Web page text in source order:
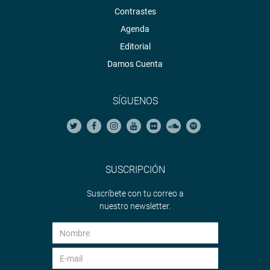
Contrastes
Agenda
Editorial
Damos Cuenta
SÍGUENOS
SUSCRIPCIÓN
Suscríbete con tu correo a
nuestro newsletter.